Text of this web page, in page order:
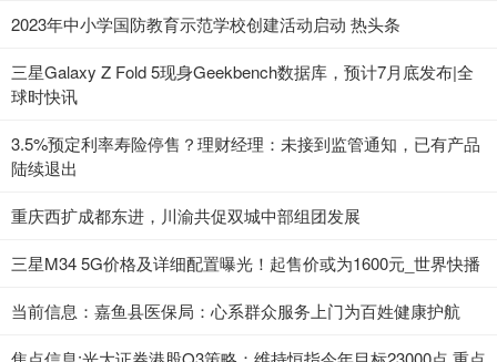
2023年中小学国防教育示范学校创建活动启动 热头条
三星Galaxy Z Fold 5现身Geekbench数据库，预计7月底发布|全
球时快讯
3.5%预定利率寿险停售？理财经理：未接到监管通知，已有产品
陆续退出
重庆西扩成都东进，川渝共促双城中部组团发展
三星M34 5G价格及详细配置曝光！起售价或为1600元_世界快播
当前信息：嘉鱼县医保局：心系群众服务上门为百姓健康护航